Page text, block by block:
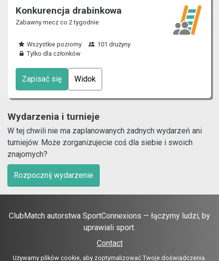
Konkurencja drabinkowa
Zabawny mecz co 2 tygodnie
Wszystkie poziomy
101 drużyny
Tylko dla członków
Zapisać się Widok
Wydarzenia i turnieje
W tej chwili nie ma zaplanowanych żadnych wydarzeń ani
turniejów. Może zorganizujecie coś dla siebie i swoich
znajomych?
Rozpocznij wydarzenie
ClubMatch autorstwa SportConnexions — łączymy ludzi, by
uprawiali sport.
Contact
Używamy plików cookie, aby zoptymalizować Twoje doświadczenia.